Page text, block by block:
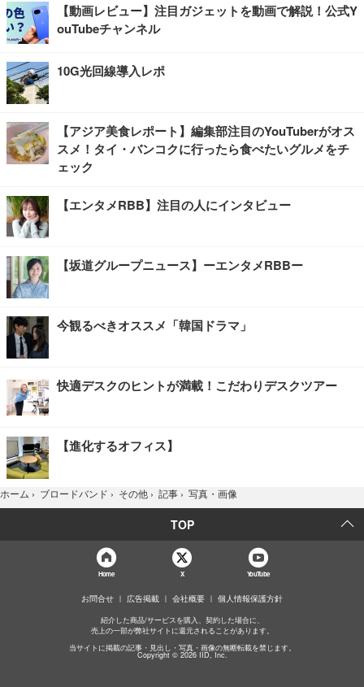
【動画レビュー】注目ガジェットを動画で解説！公式Y
ouTubeチャンネル
10G光回線導入レポ
【アジア美食レポート】編集部注目のYouTuberがオス
スメ！タイ・バンコクに行ったら食べたいグルメをチ
ェック
【エンタメRBB】注目の人にインタビュー
【坂道グループニュース】ーエンタメRBBー
今観るべきオススメ「韓国ドラマ」
快適デスクのヒントが満載！こだわりデスクツアー
【進化するオフィス】
ホーム › ブロードバンド › その他 › 記事 › 写真・画像
TOP
Home X YouTube
お問合せ 広告掲載 会社概要 個人情報保護方針
紹介した商品/サービスを購入、契約した場合に、
売上の一部が弊社サイトに還元されることがあります。
当サイトに掲載の記事・見出し・写真・画像の無断転載を禁じます。
Copyright © 2026 IID, Inc.